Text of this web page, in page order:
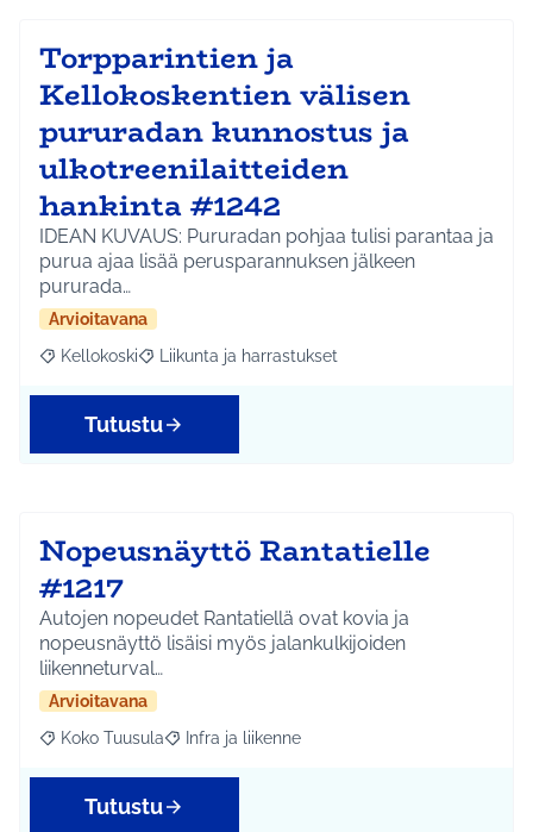
Torpparintien ja
Kellokoskentien välisen
pururadan kunnostus ja
ulkotreenilaitteiden
hankinta #1242
IDEAN KUVAUS: Pururadan pohjaa tulisi parantaa ja
purua ajaa lisää perusparannuksen jälkeen
pururada…
Arvioitavana
Rajaa tulokset aihepiirin mukaan: Kellokoski
Kellokoski Rajaa tulokset teeman mukaan: Liikunta ja
Liikunta ja harrastukset
Tutustu
Nopeusnäyttö Rantatielle
#1217
Autojen nopeudet Rantatiellä ovat kovia ja
nopeusnäyttö lisäisi myös jalankulkijoiden
liikenneturval…
Arvioitavana
Rajaa tulokset aihepiirin mukaan: Koko Tuusula
Koko Tuusula Rajaa tulokset teeman mukaan: Infra ja liikenne
Infra ja liikenne
Tutustu